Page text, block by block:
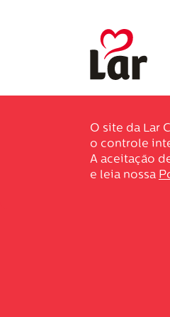
O site da Lar
o controle
A aceitação
e leia nossa